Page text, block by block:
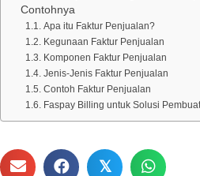
Contohnya
Apa itu Faktur Penjualan?
Kegunaan Faktur Penjualan
Komponen Faktur Penjualan
Jenis-Jenis Faktur Penjualan
Contoh Faktur Penjualan
Faspay Billing untuk Solusi
𝕏